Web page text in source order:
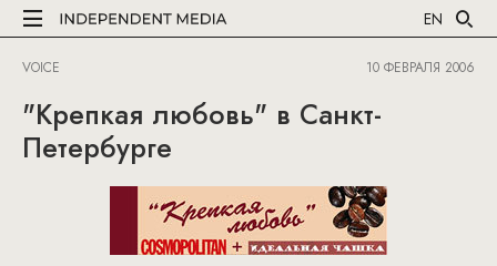
EN
VOICE 10 ФЕВРАЛЯ 2006
"Крепкая любовь" в Санкт-
Петербурге